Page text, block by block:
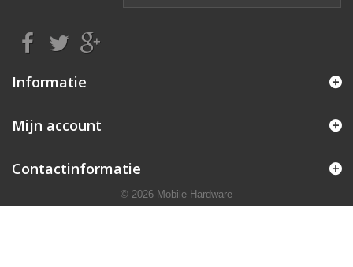
Informatie
Mijn account
Contactinformatie
© 2026 Mobile Hardware